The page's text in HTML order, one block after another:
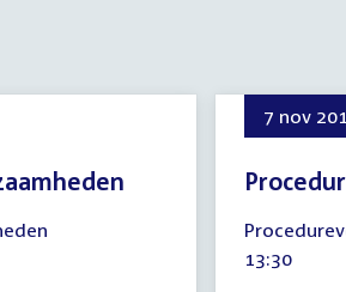
7 nov
november
2019
Tijd
13:30